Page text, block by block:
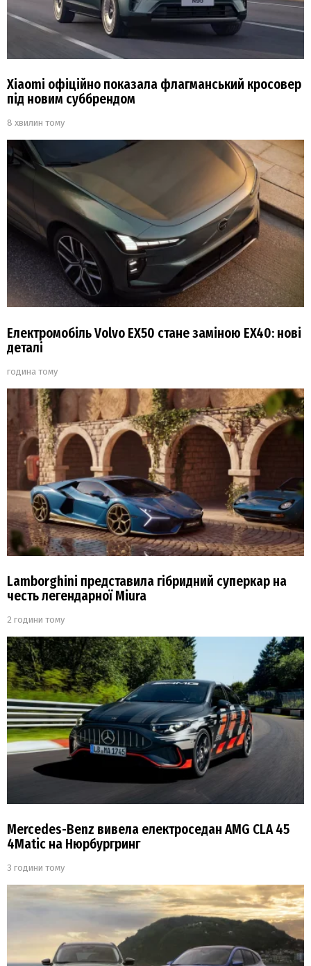
Xiaomi офіційно показала флагманський кросовер
під новим суббрендом
8 хвилин тому
Електромобіль Volvo EX50 стане заміною EX40: нові
деталі
година тому
Lamborghini представила гібридний суперкар на
честь легендарної Miura
2 години тому
Mercedes-Benz вивела електроседан AMG CLA 45
4Matic на Нюрбургринг
3 години тому